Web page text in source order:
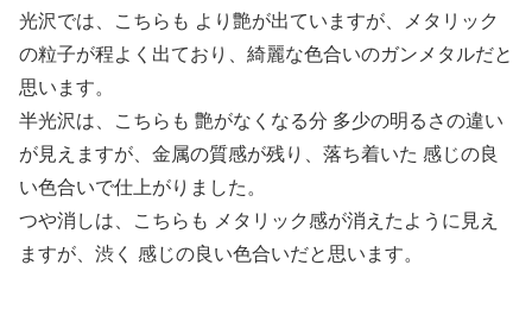
光沢では、こちらも より艶が出ていますが、メタリック
の粒子が程よく出ており、綺麗な色合いのガンメタルだと
思います。
半光沢は、こちらも 艶がなくなる分 多少の明るさの違い
が見えますが、金属の質感が残り、落ち着いた 感じの良
い色合いで仕上がりました。
つや消しは、こちらも メタリック感が消えたように見え
ますが、渋く 感じの良い色合いだと思います。